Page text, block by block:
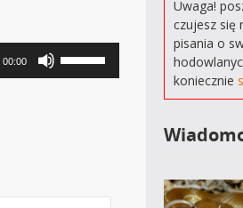
00:00
zwiększyć
Uwaga!
czujesz się
pisania o
koniecznie